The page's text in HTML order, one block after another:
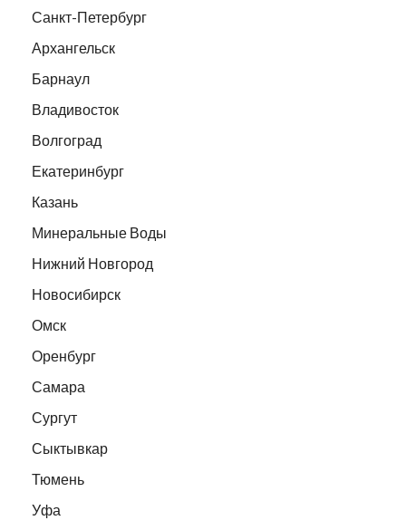
Санкт-Петербург
Архангельск
Барнаул
Владивосток
Волгоград
Екатеринбург
Казань
Минеральные Воды
Нижний Новгород
Новосибирск
Омск
Оренбург
Самара
Сургут
Сыктывкар
Тюмень
Уфа